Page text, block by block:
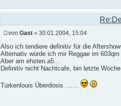
von Gast » 30.01.2004, 15:04
Also ich tendiere definitiv für die Aftershow
Alternativ würde ich mir Reggae im 603qm
Aber am ehsten a5...
Definitiv nicht Nachtcafe, bin letzte
Türkenlouis Überdosis .......